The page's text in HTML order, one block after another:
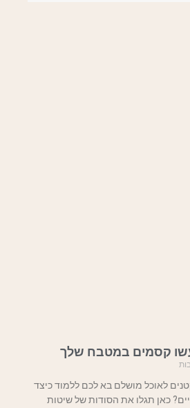
קסמים במטבח שלך
לאוכל מושלם בא לכם ללמוד כיצד
כאן תגלו את הסודות של שיטות